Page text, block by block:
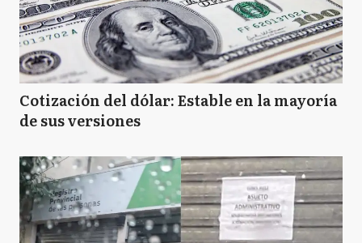
Cotización del dólar: Estable en la mayoría
de sus versiones